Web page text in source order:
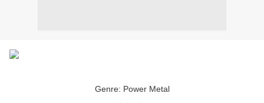
Genre: Power Metal